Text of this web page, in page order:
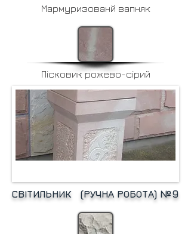
Мармуризованй вапняк
Пісковик рожево-сірий
СВІТИЛЬНИК (РУЧНА РОБОТА) №9